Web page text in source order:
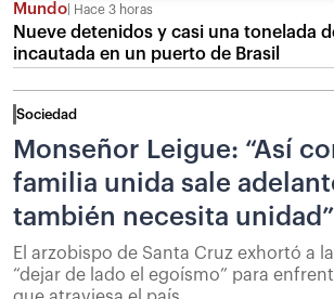
Mundo Hace 3 horas
Nueve detenidos y casi una tonelada
incautada en un puerto de Brasil
Sociedad
Monseñor Leigue: “Así
familia unida sale
también necesita unidad”
El arzobispo de Santa Cruz exhortó a
“dejar de lado el egoísmo” para